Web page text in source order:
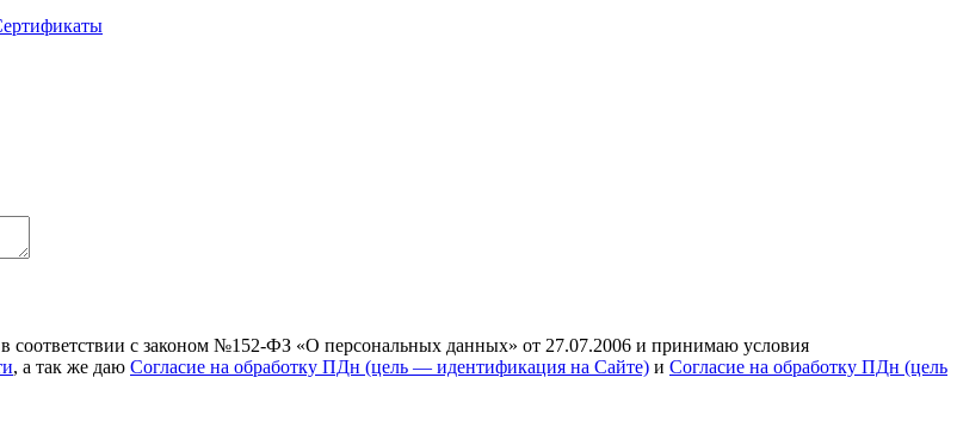
в соответствии с законом №152-ФЗ «О персональных данных» от 27.07.2006 и принимаю условия
, а так же даю Согласие на обработку ПДн (цель — идентификация на Сайте) и Согласие на обработку ПДн (цель